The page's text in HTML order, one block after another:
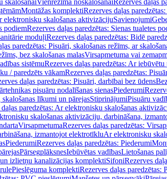
skalošanaiVienrežīma noskalošanaiRezerves daļas
Montāžas komplektiRezerves daļas
elektronisku skalošanas aktivizācijuSavienojumi
podiemRezerves daļas paredzētas: Sienas tualetes
moduļiRezerves daļas paredzētas: Bidē
paredzētas: Pisuāri, skalošanas režīms, ar
bez skalošanas malasVirsapmetuma vai
sistēmuRezerves daļas paredzētas: Ar
/ paredzēts vākamRezerves daļas paredzētas:
daļas paredzētas: Pisuāri, darbībai bez ūdens
pisuāru nodalīšanas sienasPiederumi
skalošanas līkumi un pārejasStiprinājumiPisuāru
daļas paredzētas: Ar elektronisku skalošanas
skalošanas aktivizāciju, darbināšana,
VirsapmetumaRezerves daļas paredzētas:
izmantojot elektrotīkluAr elektronisku
PiederumiRezerves daļas paredzētas: Piederumi
PārsegplāksnesIebūvētas vadībasLietošanas
izlietņu kanalizācijas komplektiSifoniRezerves
Pieslēguma komplektiRezerves daļas paredzētas: